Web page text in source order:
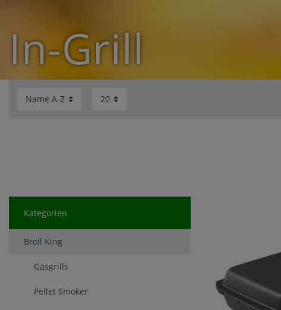
In-Grill
Kategorien
Broil King
Gasgrills
Pellet Smoker